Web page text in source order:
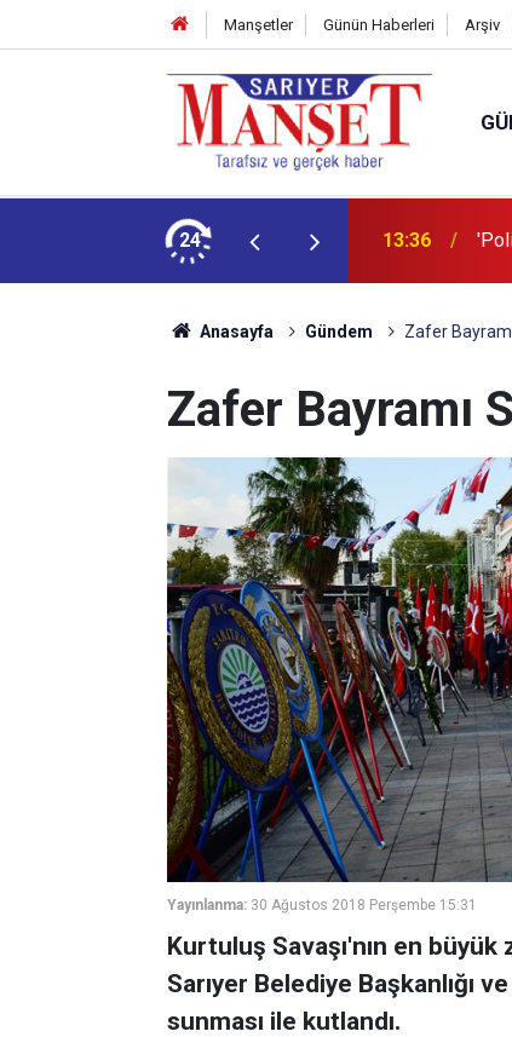
Manşetler Günün Haberleri Arşiv
24 13:36
Anasayfa Gündem Zafer
Zafer Bayramı
Yayınlanma: 30 Ağustos 2018 Perşembe 15:31
Kurtuluş Savaşı'nın en
Sarıyer Belediye Başkanlığı
sunması ile kutlandı.